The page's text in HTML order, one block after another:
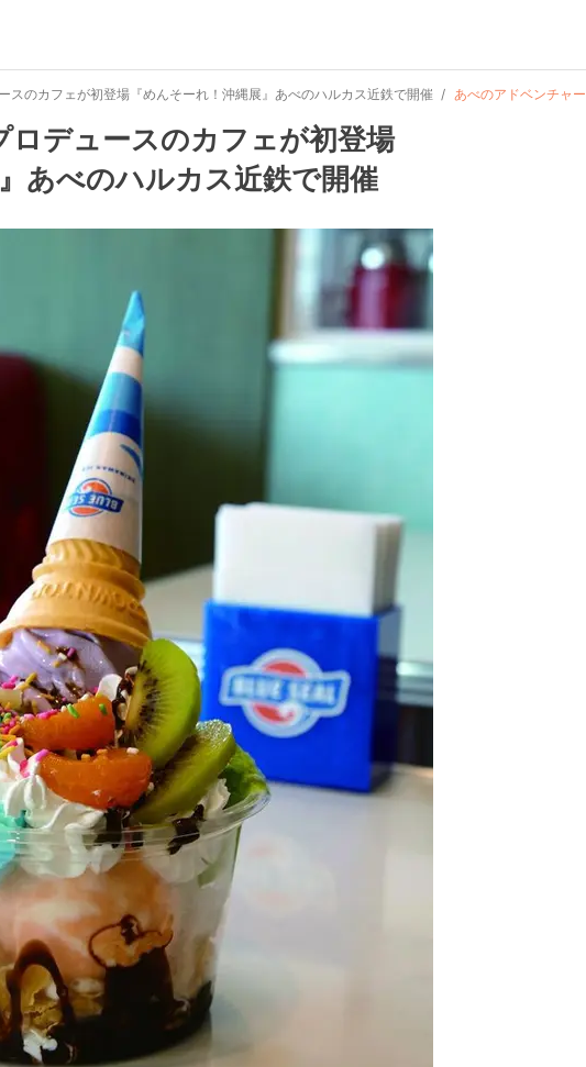
スのカフェが初登場『めんそーれ！沖縄展』あべのハルカス近鉄で開催 あべのアドベンチャー
ロデュースのカフェが初登場
あべのハルカス近鉄で開催